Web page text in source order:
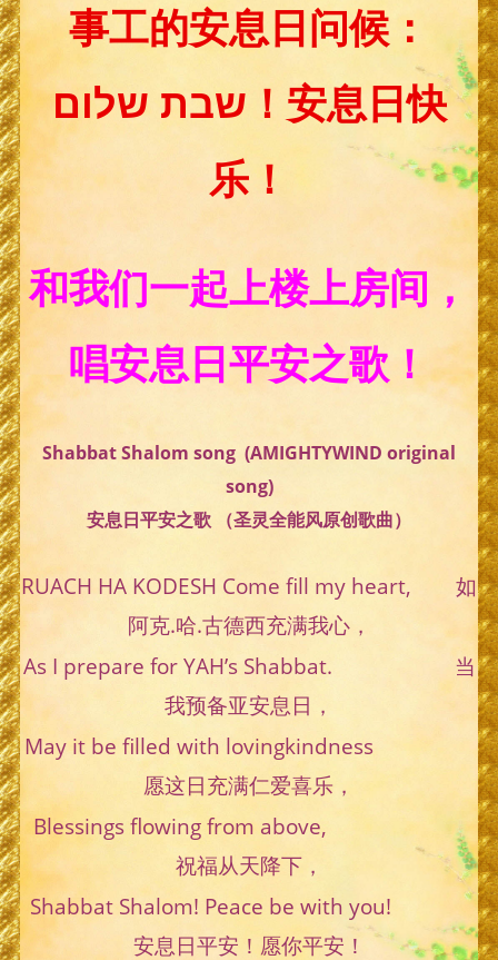
事工的安息日问候：
שבת שלום！安息日快
乐！
和我们一起上楼上房间，
唱安息日平安之歌！
Shabbat Shalom song (AMIGHTYWIND original
song)
安息日平安之歌 （圣灵全能风原创歌曲）
RUACH HA KODESH Come fill my heart, 如
阿克.哈.古德西充满我心，
As I prepare for YAH’s Shabbat. 当
我预备亚安息日，
May it be filled with lovingkindness
愿这日充满仁爱喜乐，
Blessings flowing from above,
祝福从天降下，
Shabbat Shalom! Peace be with you!
安息日平安！愿你平安！